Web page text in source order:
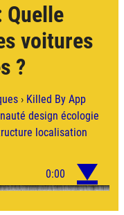
Quelle
voitures
?
› Killed By App
design écologie
localisation